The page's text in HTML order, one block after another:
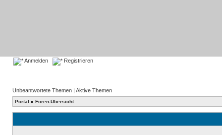
Anmelden Registrieren
Unbeantwortete Themen | Aktive Themen
Portal » Foren-Übersicht